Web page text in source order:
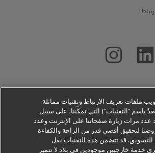
ملفات تعريف الارتباط وتقنيات مماثلة
باسم "التقنيات") التي تمكِّننا، على سبيل
عدد مرات زيارة صفحاتنا على الإنترنت وعدد
لتحقيق أقصى قدر من الراحة والكفاءة
قد تتضمن هذه التقنيات نقل
خدمة خارجيين موجودين في بلاد لا تتميز